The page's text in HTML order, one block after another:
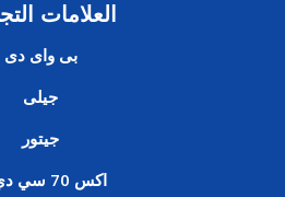
العلامات
بى واى دى
جيلى
جيتور
اكس 70 سي دي ام